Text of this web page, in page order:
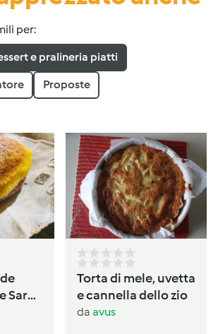
per:
e pralineria piatti
Proposte
Torta di mele, uvetta
e cannella dello zio
da avus